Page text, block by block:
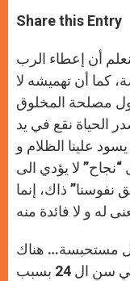
t
s
p
p
s
e
g
e
r
e
b
k
Share this Entry
أن إعطاء الرب
كما أن تهميشه لا
مصلحة المخلوق
الحياة نقع في يد
علينا الظلام و
لا يؤدي الى
نفوسنا” ذاك، إنما
مستحبسة… هناك
عاشت أقل من 10 سنوات، وماتت في سن ال 24 بسبب